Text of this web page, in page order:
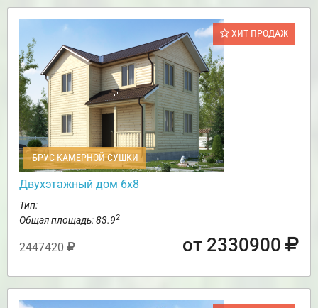
ХИТ ПРОДАЖ
БРУС КАМЕРНОЙ СУШКИ
Двухэтажный дом 6х8
Тип:
Общая площадь: 83.92
2447420 от 2330900